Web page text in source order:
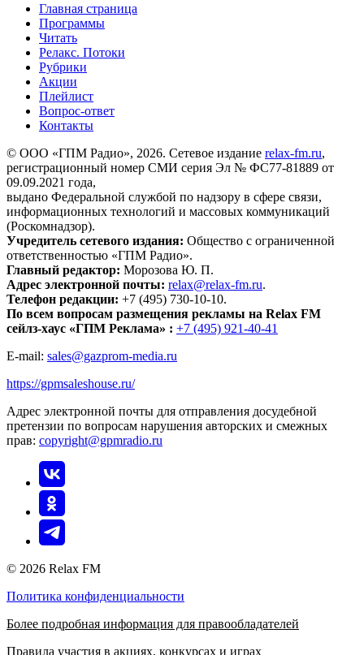
Главная страница
Программы
Читать
Релакс. Потоки
Рубрики
Акции
Плейлист
Вопрос-ответ
Контакты
© ООО «ГПМ Радио», 2026. Сетевое издание relax-fm.ru,
регистрационный номер СМИ серия Эл № ФС77-81889 от
09.09.2021 года,
выдано Федеральной службой по надзору в сфере связи,
информационных технологий и массовых коммуникаций
(Роскомнадзор).
Учредитель сетевого издания: Общество с ограниченной
ответственностью «ГПМ Радио».
Главный редактор: Морозова Ю. П.
Адрес электронной почты: relax@relax-fm.ru.
Телефон редакции: +7 (495) 730-10-10.
По всем вопросам размещения рекламы на Relax FM
сейлз-хаус «ГПМ Реклама» : +7 (495) 921-40-41
E-mail: sales@gazprom-media.ru
https://gpmsaleshouse.ru/
Адрес электронной почты для отправления досудебной
претензии по вопросам нарушения авторских и смежных
прав: copyright@gpmradio.ru
© 2026 Relax FM
Политика конфиденциальности
Более подробная информация для правообладателей
Правила участия в акциях, конкурсах и играх